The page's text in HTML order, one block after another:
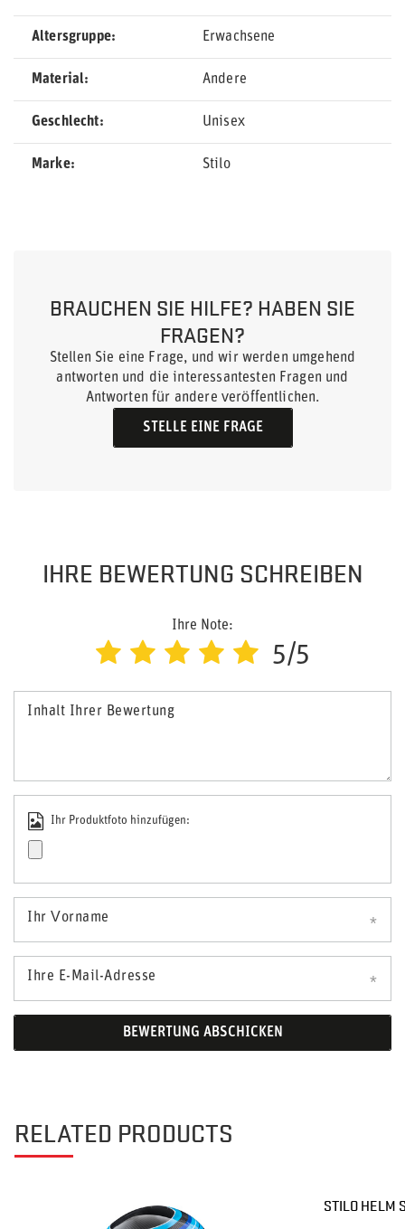
Altersgruppe Erwachsene
Material Andere
Geschlecht Unisex
Marke Stilo
BRAUCHEN SIE HILFE? HABEN SIE
FRAGEN?
Stellen Sie eine Frage, und wir werden umgehend
antworten und die interessantesten Fragen und
Antworten für andere veröffentlichen.
STELLE EINE FRAGE
IHRE BEWERTUNG SCHREIBEN
Ihre Note:
5/5
Inhalt Ihrer Bewertung
Ihr Produktfoto hinzufügen:
Ihr Vorname
Ihre E-Mail-Adresse
BEWERTUNG ABSCHICKEN
RELATED PRODUCTS
STILO HELM